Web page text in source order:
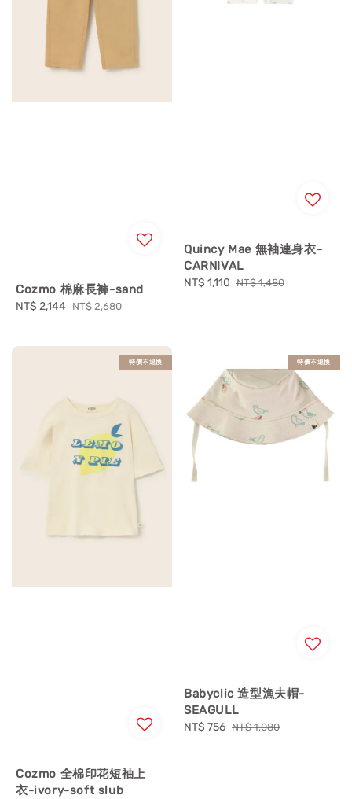
Cozmo 棉麻長褲-sand
Sale
NT$ 2,144 Regular
NT$ 2,680
Quincy Mae 無袖連身衣-
CARNIVAL
Sale
NT$ 1,110 Regular
NT$ 1,480
特價不退換
Cozmo 全棉印花短袖上
衣-ivory-soft slub
特價不退換
Babyclic 造型漁夫帽-
SEAGULL
Sale
NT$ 756 Regular
NT$ 1,080